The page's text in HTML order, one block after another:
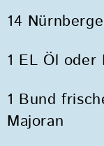
14
1 EL Öl
1 Bund
Majoran